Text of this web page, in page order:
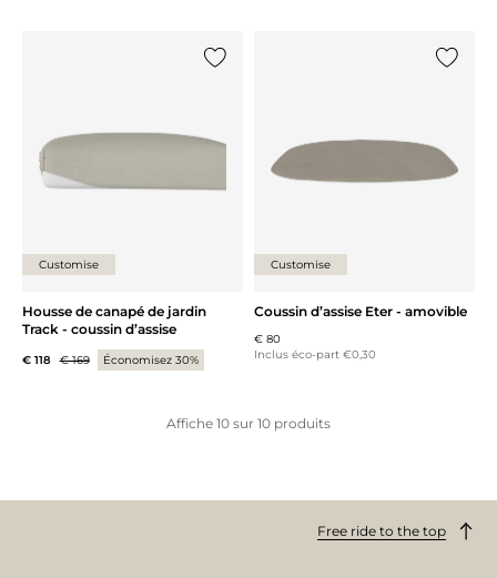
Customise
Housse de canapé de jardin
Track - coussin d’assise
€ 118 € 169 Économisez 30%
Customise
Coussin d’assise Eter - amovible
€ 80
Inclus éco-part €0,30
Affiche 10 sur 10 produits
Free ride to the top